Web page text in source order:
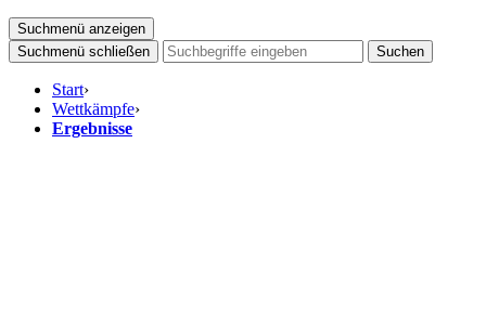
Suchmenü anzeigen
Suchmenü schließen
Suchen
Start›
Wettkämpfe›
Ergebnisse